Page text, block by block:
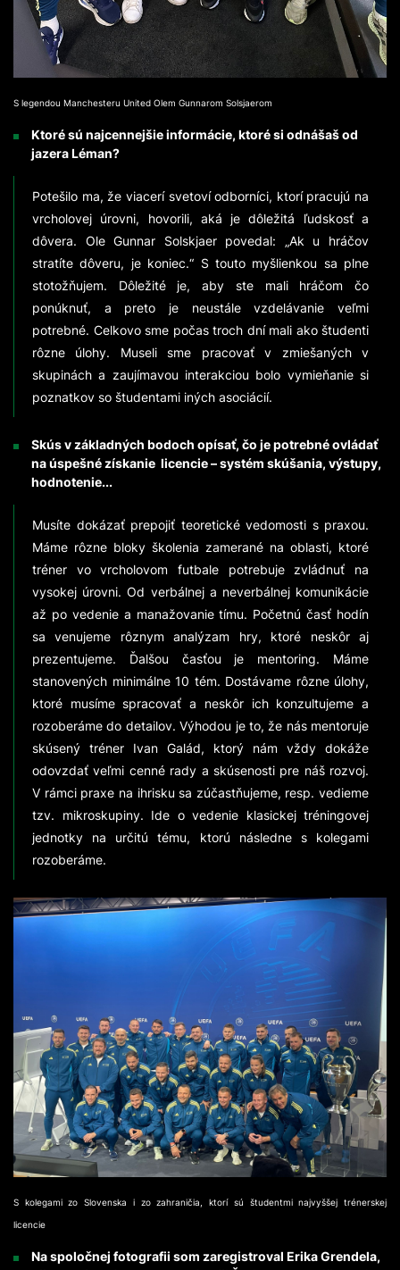
S legendou Manchesteru United Olem Gunnarom Solsjaerom
Ktoré sú najcennejšie informácie, ktoré si odnášaš od
jazera Léman?
Potešilo ma, že viacerí svetoví odborníci, ktorí pracujú na
vrcholovej úrovni, hovorili, aká je dôležitá ľudskosť a
dôvera. Ole Gunnar Solskjaer povedal: „Ak u hráčov
stratíte dôveru, je koniec.“ S touto myšlienkou sa plne
stotožňujem. Dôležité je, aby ste mali hráčom čo
ponúknuť, a preto je neustále vzdelávanie veľmi
potrebné. Celkovo sme počas troch dní mali ako študenti
rôzne úlohy. Museli sme pracovať v zmiešaných v
skupinách a zaujímavou interakciou bolo vymieňanie si
poznatkov so študentami iných asociácií.
Skús v základných bodoch opísať, čo je potrebné ovládať
na úspešné získanie licencie – systém skúšania, výstupy,
hodnotenie...
Musíte dokázať prepojiť teoretické vedomosti s praxou.
Máme rôzne bloky školenia zamerané na oblasti, ktoré
tréner vo vrcholovom futbale potrebuje zvládnuť na
vysokej úrovni. Od verbálnej a neverbálnej komunikácie
až po vedenie a manažovanie tímu. Početnú časť hodín
sa venujeme rôznym analýzam hry, ktoré neskôr aj
prezentujeme. Ďalšou časťou je mentoring. Máme
stanovených minimálne 10 tém. Dostávame rôzne úlohy,
ktoré musíme spracovať a neskôr ich konzultujeme a
rozoberáme do detailov. Výhodou je to, že nás mentoruje
skúsený tréner Ivan Galád, ktorý nám vždy dokáže
odovzdať veľmi cenné rady a skúsenosti pre náš rozvoj.
V rámci praxe na ihrisku sa zúčastňujeme, resp. vedieme
tzv. mikroskupiny. Ide o vedenie klasickej tréningovej
jednotky na určitú tému, ktorú následne s kolegami
rozoberáme.
S kolegami zo Slovenska i zo zahraničia, ktorí sú študentmi najvyššej trénerskej
licencie
Na spoločnej fotografii som zaregistroval Erika Grendela,